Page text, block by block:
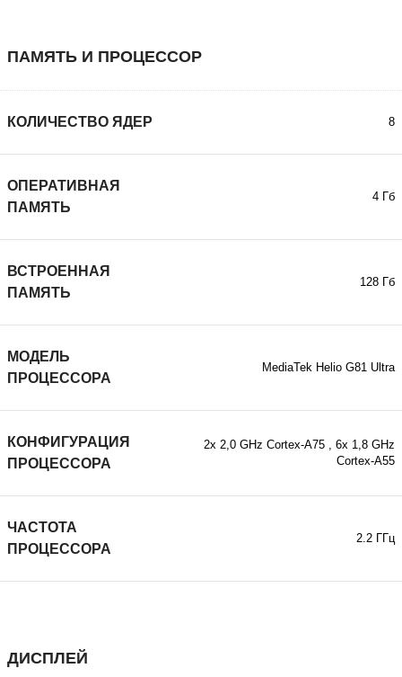
ПАМЯТЬ И ПРОЦЕССОР
КОЛИЧЕСТВО ЯДЕР 8
ОПЕРАТИВНАЯ
ПАМЯТЬ
4 Гб
ВСТРОЕННАЯ
ПАМЯТЬ
128 Гб
МОДЕЛЬ
ПРОЦЕССОРА
MediaTek Helio G81 Ultra
КОНФИГУРАЦИЯ
ПРОЦЕССОРА
2х 2,0 GHz Cortex-A75
6х 1,8 GHz
Cortex-A55
ЧАСТОТА
ПРОЦЕССОРА
2.2 ГГц
ДИСПЛЕЙ